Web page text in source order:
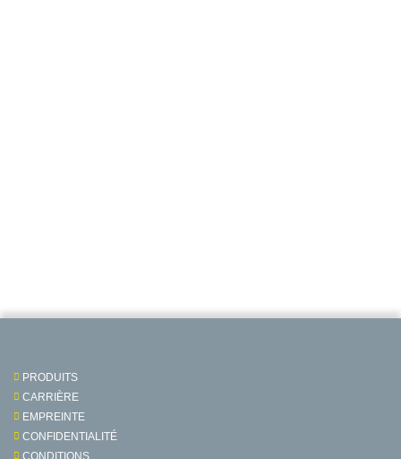
PRODUITS
CARRIÈRE
EMPREINTE
CONFIDENTIALITÉ
CONDITIONS